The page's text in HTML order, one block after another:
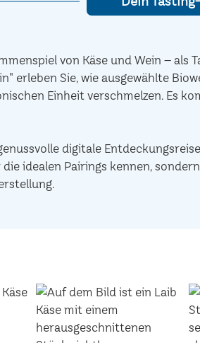
von Käse und Wein – als
erleben Sie, wie ausgewählte
Einheit verschmelzen. Es
digitale
idealen Pairings kennen,